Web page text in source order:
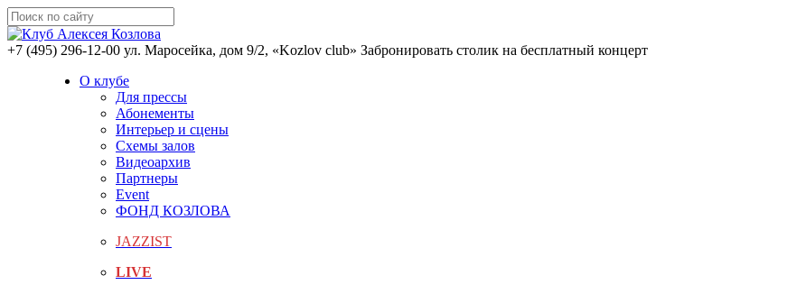
+7 (495) 296-12-00 ул. Маросейка, дом 9/2, «Kozlov club» Забронировать столик на бесплатный концерт
О клубе
Для прессы
Абонементы
Интерьер и сцены
Схемы залов
Видеоархив
Партнеры
Event
ФОНД КОЗЛОВА
JAZZIST
LIVE